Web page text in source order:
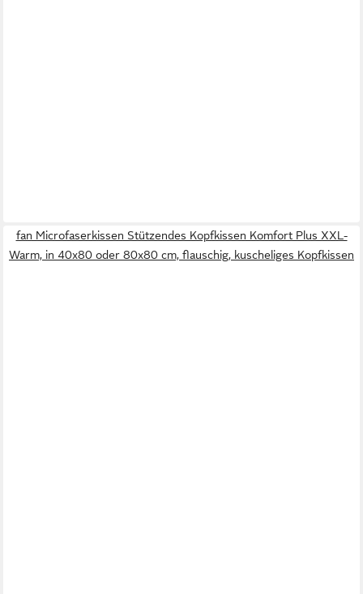
fan Microfaserkissen Stützendes Kopfkissen Komfort Plus XXL-
Warm, in 40x80 oder 80x80 cm, flauschig, kuscheliges Kopfkissen